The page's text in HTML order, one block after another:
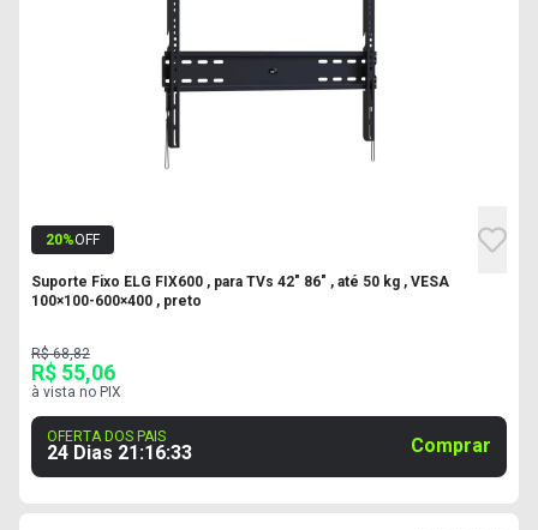
20%OFF
Suporte Fixo ELG FIX600 , para TVs 42" 86" , até 50 kg , VESA
100×100-600×400 , preto
R$ 68,82
R$ 55,06
à vista no PIX
OFERTA DOS PAIS
24 Dias 21:16:32 Comprar